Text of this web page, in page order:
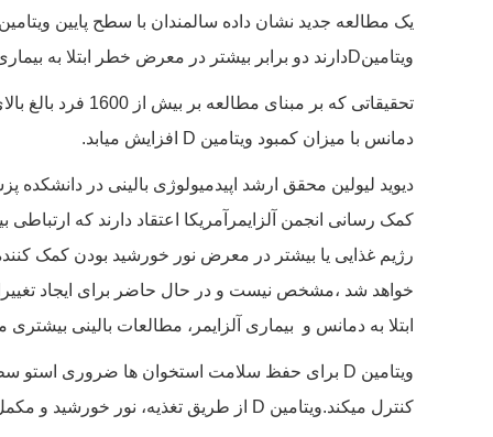
یک مطالعه جدید نشان داده سالمندان با سطح پایین ویتامین
ویتامینDدارند دو برابر بیشتر در معرض خطر ابتلا به
دمانس با میزان کمبود ویتامین D افزایش میابد.
دیوید لیولین محقق ارشد اپیدمیولوژی بالینی در
کمک رسانی انجمن آلزایمرآمریکا اعتقاد دارند که ارتباطی
رژیم غذایی یا بیشتر در معرض نور خورشید بودن کمک
خواهد شد ،مشخص نیست و در حال حاضر برای ایجاد
ابتلا به دمانس و بیماری آلزایمر، مطالعات بالینی
ویتامین D برای حفظ سلامت استخوان ها ضروری استو
کنترل میکند.ویتامین D از طریق تغذیه، نور خورشید و